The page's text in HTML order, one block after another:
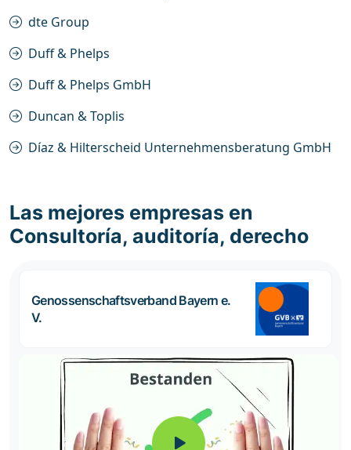
dte Group
Duff & Phelps
Duff & Phelps GmbH
Duncan & Toplis
Díaz & Hilterscheid Unternehmensberatung GmbH
Las mejores empresas en
Consultoría, auditoría, derecho
Genossenschaftsverband Bayern e.
V.